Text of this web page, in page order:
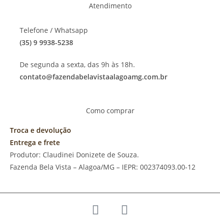
Atendimento
Telefone / Whatsapp
(35) 9 9938-5238
De segunda a sexta, das 9h às 18h.
contato@fazendabelavistaalagoamg.com.br
Como comprar
Troca e devolução
Entrega e frete
Produtor: Claudinei Donizete de Souza.
Fazenda Bela Vista – Alagoa/MG – IEPR: 002374093.00-12